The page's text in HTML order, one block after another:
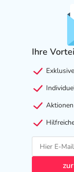
Ihre